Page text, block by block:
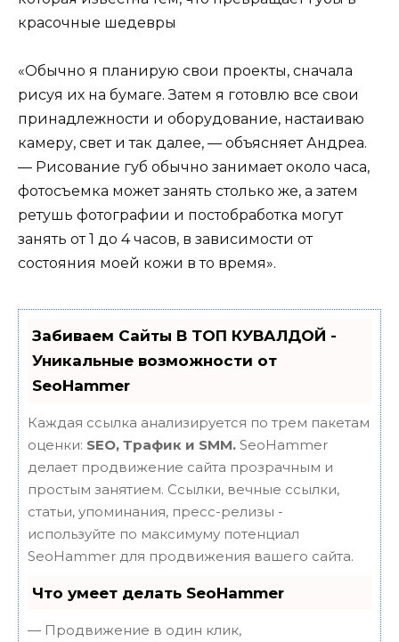
«Обычно я планирую свои проекты, сначала
рисуя их на бумаге. Затем я готовлю все свои
принадлежности и оборудование, настаиваю
камеру, свет и так далее, — объясняет Андреа.
— Рисование губ обычно занимает около часа,
фотосъемка может занять столько же, а затем
ретушь фотографии и постобработка могут
занять от 1 до 4 часов, в зависимости от
состояния моей кожи в то время».
Забиваем Сайты В ТОП КУВАЛДОЙ -
Уникальные возможности от
SeoHammer
Каждая ссылка анализируется по трем пакетам
оценки: SEO, Трафик и SMM. SeoHammer
делает продвижение сайта прозрачным и
простым занятием. Ссылки, вечные ссылки,
статьи, упоминания, пресс-релизы -
используйте по максимуму потенциал
SeoHammer для продвижения вашего сайта.
Что умеет делать SeoHammer
— Продвижение в один клик,